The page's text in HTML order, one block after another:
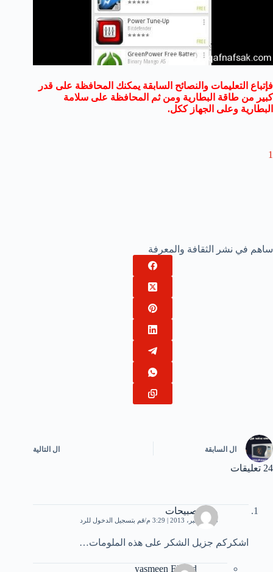
فإتباع التعليمات والنصائح السابقة يمكنك المحافظة على قدر
كبير من طاقة البطارية ومن ثم المحافظة على سلامة
البطارية وعلى الجهاز ككل.
1
ساهم في نشر الثقافة والمعرفة
ال السابقة ال التالية
24 تعليقات
معاذ صبيحات
23 ديسمبر، 2013 | 3:29 م قم بتسجيل الدخول للرد
اشكركم جزيل الشكر على هذه الملومات…
yasmeen Elsayd